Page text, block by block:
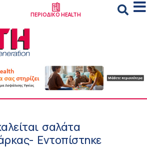
ΠΕΡΙΟΔΙΚΟ HEALTH
σαλάτα
Εντοπίστηκε